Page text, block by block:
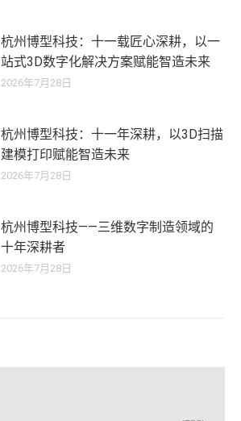
杭州博型科技：十一载匠心深耕，以一
站式3D数字化解决方案赋能智造未来
2026年7月28日
杭州博型科技：十一年深耕，以3D扫描
建模打印赋能智造未来
2026年7月28日
杭州博型科技——三维数字制造领域的
十年深耕者
2026年7月28日